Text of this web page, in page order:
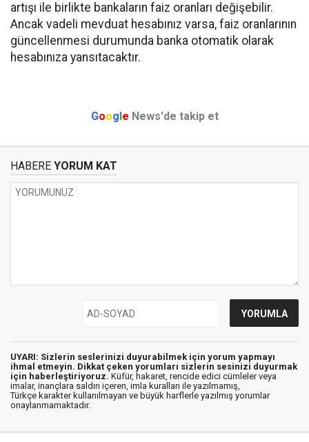
artışı ile birlikte bankaların faiz oranları değişebilir.
Ancak vadeli mevduat hesabınız varsa, faiz oranlarının
güncellenmesi durumunda banka otomatik olarak
hesabınıza yansıtacaktır.
Google News'de takip et
HABERE YORUM KAT
UYARI: Sizlerin seslerinizi duyurabilmek için yorum yapmayı
ihmal etmeyin. Dikkat çeken yorumları sizlerin sesinizi duyurmak
için haberleştiriyoruz. Küfür, hakaret, rencide edici cümleler veya
imalar, inançlara saldırı içeren, imla kuralları ile yazılmamış,
Türkçe karakter kullanılmayan ve büyük harflerle yazılmış yorumlar
onaylanmamaktadır.